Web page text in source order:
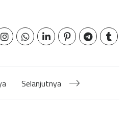
Selanjutnya